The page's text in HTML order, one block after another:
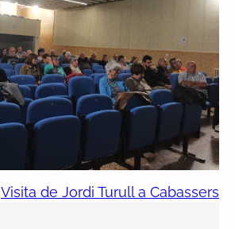
Visita de Jordi Turull a Cabassers